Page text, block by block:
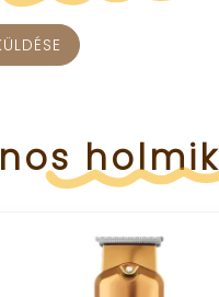
holmik